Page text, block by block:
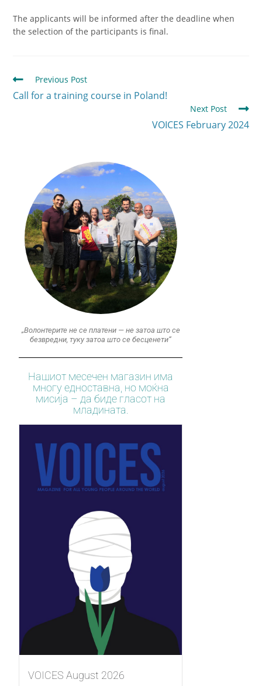
The applicants will be informed after the deadline when
the selection of the participants is final.
Previous Post
Call for a training course in Poland!
Next Post
VOICES February 2024
„Волонтерите не се платени — не затоа што се
безвредни, туку затоа што се бесценети“
Нашиот месечен магазин има
многу едноставна, но моќна
мисија – да биде гласот на
младината.
VOICES August 2026